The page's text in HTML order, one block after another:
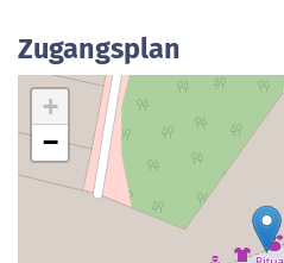
Zugangsplan
+
−